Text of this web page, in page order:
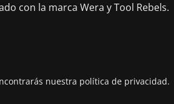
con la marca Wera y Tool Rebels.
nuestra política de privacidad.